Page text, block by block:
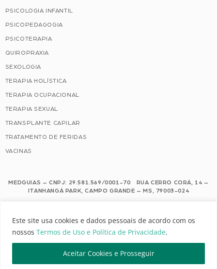
Este site usa cookies e dados pessoais de acordo com os
nossos Termos de Uso e Política de Privacidade.
Aceitar Cookies e Prosseguir
PSICOLOGIA INFANTIL
PSICOPEDAGOGIA
PSICOTERAPIA
QUIROPRAXIA
SEXOLOGIA
TERAPIA HOLÍSTICA
TERAPIA OCUPACIONAL
TERAPIA SEXUAL
TRANSPLANTE CAPILAR
TRATAMENTO DE FERIDAS
VACINAS
MEDGUIAS – CNPJ: 29.581.569/0001-70 RUA CERRO CORÁ, 14 –
ITANHANGÁ PARK, CAMPO GRANDE – MS, 79003-024
Este site usa cookies e dados pessoais de acordo com os nossos Termos de
Uso e Política de Privacidade.
Configuração de Cookies
MEDGUIAS | TODOS OS DIREITOS RESERVADOS